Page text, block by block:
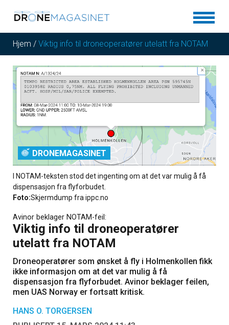
Hjem / Viktig info til droneoperatører utelatt fra NOTAM
DRONEMAGASINET
I NOTAM-teksten stod det ingenting om at det var mulig å få
dispensasjon fra flyforbudet.
Foto:Skjermdump fra ippc.no
Avinor beklager NOTAM-feil:
Viktig info til droneoperatører
utelatt fra NOTAM
Droneoperatører som ønsket å fly i Holmenkollen fikk
ikke informasjon om at det var mulig å få
dispensasjon fra flyforbudet. Avinor beklager feilen,
men UAS Norway er fortsatt kritisk.
HANS O. TORGERSEN